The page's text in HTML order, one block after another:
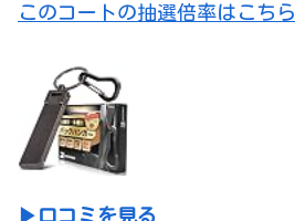
このコートの抽選倍率はこちら
▶口コミを見る